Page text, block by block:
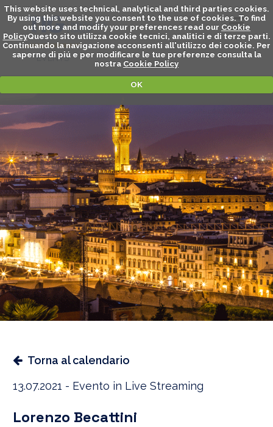
This website uses technical, analytical and third parties cookies.
By using this website you consent to the use of cookies. To find
out more and modify your preferences read our Cookie
PolicyQuesto sito utilizza cookie tecnici, analitici e di terze parti.
Continuando la navigazione acconsenti all'utilizzo dei cookie. Per
saperne di piú e per modificare le tue preferenze consulta la
nostra Cookie Policy
OK
EVENTS
Torna al calendario
13.07.2021 - Evento in Live Streaming
Lorenzo Becattini